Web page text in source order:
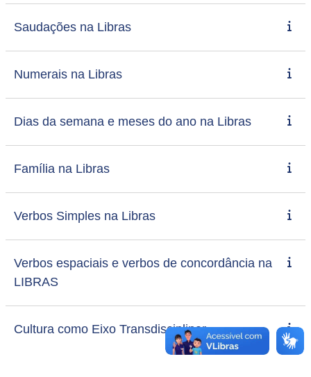
Saudações na Libras
Numerais na Libras
Dias da semana e meses do ano na Libras
Família na Libras
Verbos Simples na Libras
Verbos espaciais e verbos de concordância na
LIBRAS
Cultura como Eixo Transdisciplinar